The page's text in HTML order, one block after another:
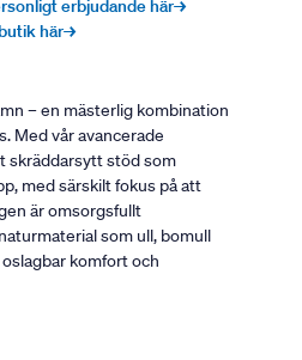
erbjudande här→
här→
– en mästerlig kombination
Med vår avancerade
skräddarsytt stöd som
med särskilt fokus på att
är omsorgsfullt
som ull, bomull
komfort och